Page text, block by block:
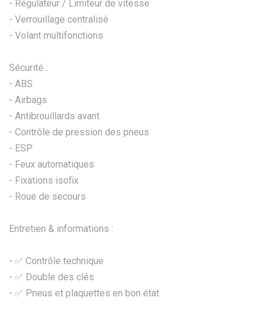
- Régulateur / Limiteur de vitesse
- Verrouillage centralisé
- Volant multifonctions
Sécurité :
- ABS
- Airbags
- Antibrouillards avant
- Contrôle de pression des pneus
- ESP
- Feux automatiques
- Fixations isofix
- Roue de secours
Entretien & informations :
- ✅ Contrôle technique
- ✅ Double des clés
- ✅ Pneus et plaquettes en bon état